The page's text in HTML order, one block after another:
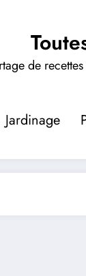
de
Jardinage